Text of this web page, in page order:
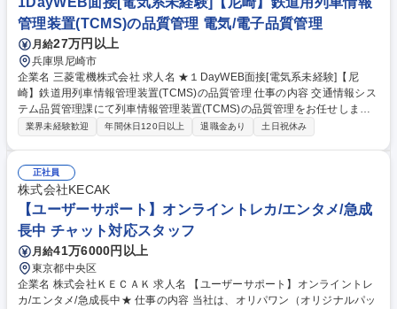
管理装置(TCMS)の品質管理 電気/電子品質管理
月給27万円以上
兵庫県尼崎市
企業名 三菱電機株式会社 求人名 ★１DayWEB面接[電気系未経験]【尼
崎】鉄道用列車情報管理装置(TCMS)の品質管理 仕事の内容 交通情報シス
テム品質管理課にて列車情報管理装置(TCMS)の品質管理をお任せします
【具体的には】■製品納入前の初品検証 (ハードウェア検証試験、ソフトウ
検証工程の計画作成及び工程管理 ■工場内での試験環境構築／整備 ※顧客
や社内関係部門等との打合せ・折衝等、人との関わりの多い仕事です。※
顧客納入後の機能・性能検証試験は、顧客先への出張業務となります。
(国内各地への出張業務) ※1案件あたりの担当業務期間は1ヶ月～2年程度
となります。 募集職種 ★１DayWEB面接[電気系未経験]【尼崎】鉄道用列
車情報管理装置(TCMS)の品質管理
業界未経験歓迎 年間休日120日以上 退職金あり 土日祝休み
正社員
株式会社KECAK
【ユーザーサポート】オンライントレカ/エンタメ/急成
長中 チャット対応スタッフ
月給41万6000円以上
東京都中央区
企業名 株式会社ＫＥＣＡＫ 求人名 【ユーザーサポート】オンライントレ
カ/エンタメ/急成長中★ 仕事の内容 当社は、オリパワン（オリジナルパッ